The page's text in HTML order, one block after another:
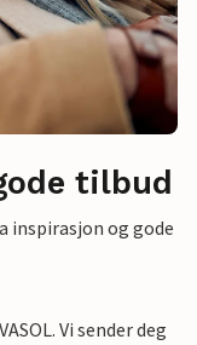
tilbud
inspirasjon og gode
Vi sender deg